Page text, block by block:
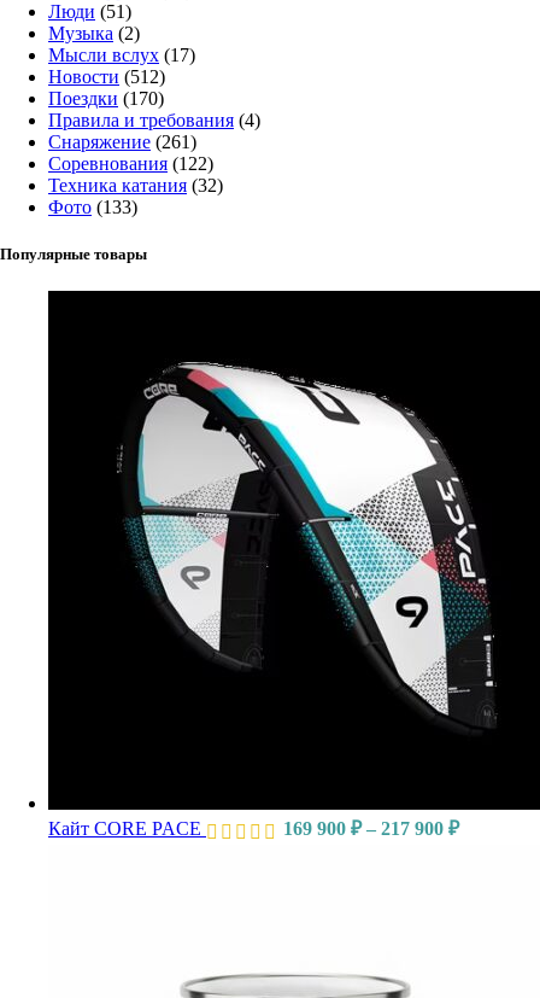
Люди (51)
Музыка (2)
Мысли вслух (17)
Новости (512)
Поездки (170)
Правила и требования (4)
Снаряжение (261)
Соревнования (122)
Техника катания (32)
Фото (133)
Популярные товары
Кайт CORE PACE 169 900 ₽ – 217 900 ₽